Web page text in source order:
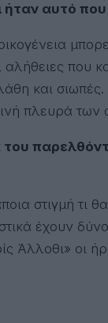
ήταν αυτό
που
και
πλευρά
του
στιγμή
έχουν
Άλλοθι» οι